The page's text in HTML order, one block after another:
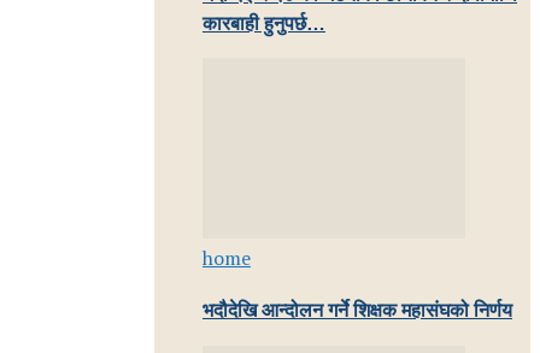
कारबाही हुनुपर्छ…
home
भदौदेखि आन्दोलन गर्ने शिक्षक महासंघको निर्णय